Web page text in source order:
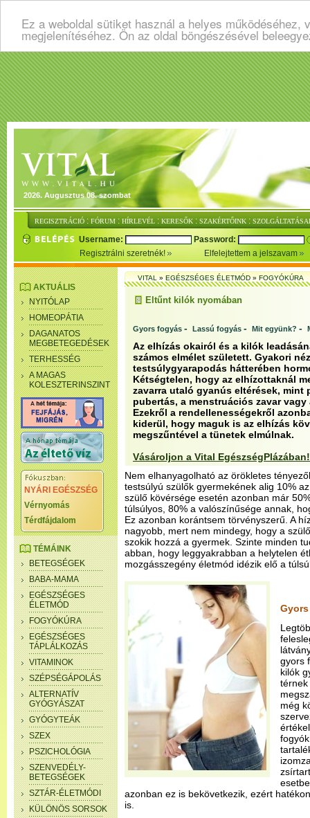
Ez a weboldal sütiket használ a helyes
megjelenítéséhez. Ön az oldal böngészésével
2026. Augusztus 08. szombat
REGISZTRÁCIÓ : FÓRUM : HÍRLEVÉL : KERESŐK : SZAKÉRTŐINK :
Username:
Password:
Regisztrálni szeretnék!
Elfelejtettem a jelszavam
AKTUÁLIS
NYITÓLAP
HOMEOPÁTIA
DAGANATOS
MEGBETEGEDÉSEK
TERHESSÉG
A MAGAS
KOLESZTERINSZINT
NYÁRI EGÉSZSÉG
Vérnyomás
Térdfájdalom
TÉMÁINK
BETEGSÉGEK
BABA-MAMA
EGÉSZSÉGES
ÉLETMÓD
FOGYÓKÚRA
EGÉSZSÉGES
TÁPLÁLKOZÁS
VITAMINOK
SZÉPSÉGÁPOLÁS
ALTERNATÍV
GYÓGYÁSZAT
GYÓGYTEÁK
SZEX
PSZICHOLÓGIA
SZENVEDÉLY-
BETEGSÉGEK
SZTÁR-ÉLETMÓDI
KÜLÖNÖS SORSOK
VITAL»EGÉSZSÉGES ÉLETMÓD»FOGYÓKÚRA
Eltűnt kilók nyomában
Gyors fogyás - Lassú fogyás - Mit együnk? -
Az elhízás okairól és a kilók
számos elmélet született. Gyakori
testsúlygyarapodás hátterében
Kétségtelen, hogy az elhízottaknál
zavarra utaló gyanús eltérések, mint
pubertás, a menstruációs zavar
Ezekről a rendellenességekről
kiderül, hogy maguk is az elhízás
megszűntével a tünetek elmúlnak.
Vásároljon a Vital
Nem elhanyagolható az örökletes
testsúlyú szülők gyermekének alig 10%
szülő kövérsége esetén azonban már
túlsúlyos, 80% a valószínűsége annak,
Ez azonban korántsem törvényszerű. A
nagyobb, mert nem mindegy, hogy a
szokik hozzá a gyermek. Szinte minden
abban, hogy leggyakrabban a helytelen
mozgásszegény életmód idézik elő a
gyors
kilók
térnek
még
azonban ez is bekövetkezik, ezért
is.